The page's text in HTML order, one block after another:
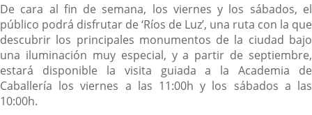
De cara al fin de semana, los viernes y los sábados, el
público podrá disfrutar de ‘Ríos de Luz’, una ruta con la que
descubrir los principales monumentos de la ciudad bajo
una iluminación muy especial, y a partir de septiembre,
estará disponible la visita guiada a la Academia de
Caballería los viernes a las 11:00h y los sábados a las
10:00h.